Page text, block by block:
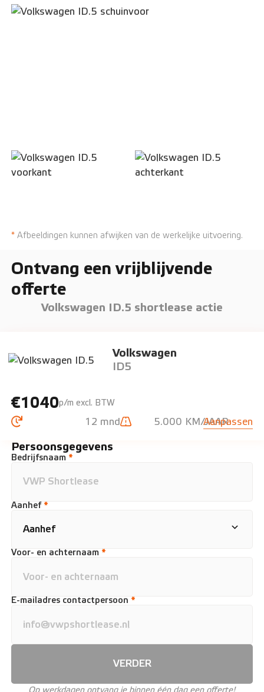
* Afbeeldingen kunnen afwijken van de werkelijke uitvoering.
Ontvang een vrijblijvende
offerte
Volkswagen ID.5 shortlease actie
Volkswagen
ID5
€1040p/m excl. BTW
12 mnd 5.000 KM/JAARAanpassen
Persoonsgegevens
Bedrijfsnaam *
Aanhef *
Voor- en achternaam *
E-mailadres contactpersoon *
VERDER